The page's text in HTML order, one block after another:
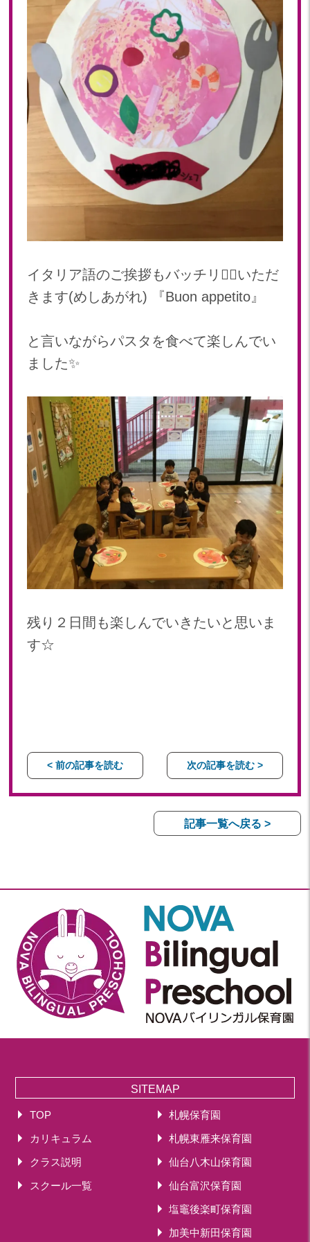
イタリア語のご挨拶もバッチリ👍🏻いただ
きます(めしあがれ) 『Buon appetito』
と言いながらパスタを食べて楽しんでい
ました✨
残り２日間も楽しんでいきたいと思いま
す☆
< 前の記事を読む 次の記事を読む >
記事一覧へ戻る >
SITEMAP
TOP
カリキュラム
クラス説明
スクール一覧
札幌保育園
札幌東雁来保育園
仙台八木山保育園
仙台富沢保育園
塩竈後楽町保育園
加美中新田保育園